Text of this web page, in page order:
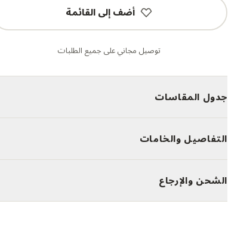
أضف إلى القائمة
توصيل مجاني على جميع الطلبات
جدول المقاسات
التفاصيل والخامات
الشحن والإرجاع